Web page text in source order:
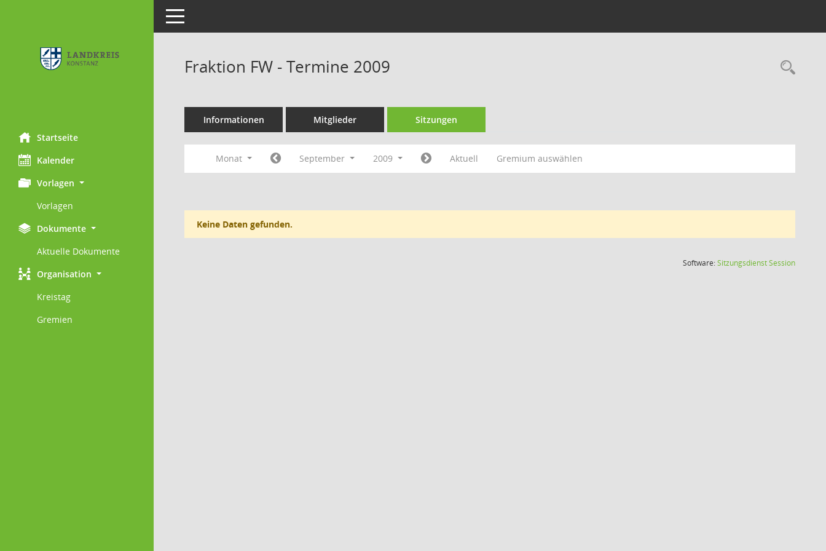
Startseite
Kalender
Vorlagen
Vorlagen
Dokumente
Aktuelle Dokumente
Organisation
Kreistag
Gremien
Toggle navigation
Fraktion FW - Termine 2009
Informationen Mitglieder Sitzungen
Monat September 2009 Aktuell Gremium auswählen
Keine Daten gefunden.
Software:SitzungsdienstSession(Wird in